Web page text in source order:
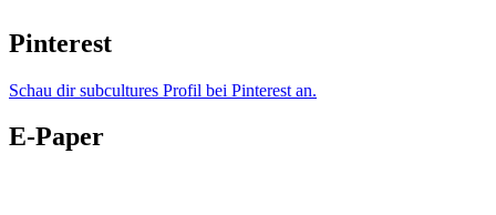
Pinterest
Schau dir subcultures Profil bei Pinterest an.
E-Paper